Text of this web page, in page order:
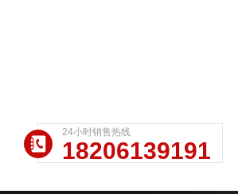
24小时销售热线
18206139191